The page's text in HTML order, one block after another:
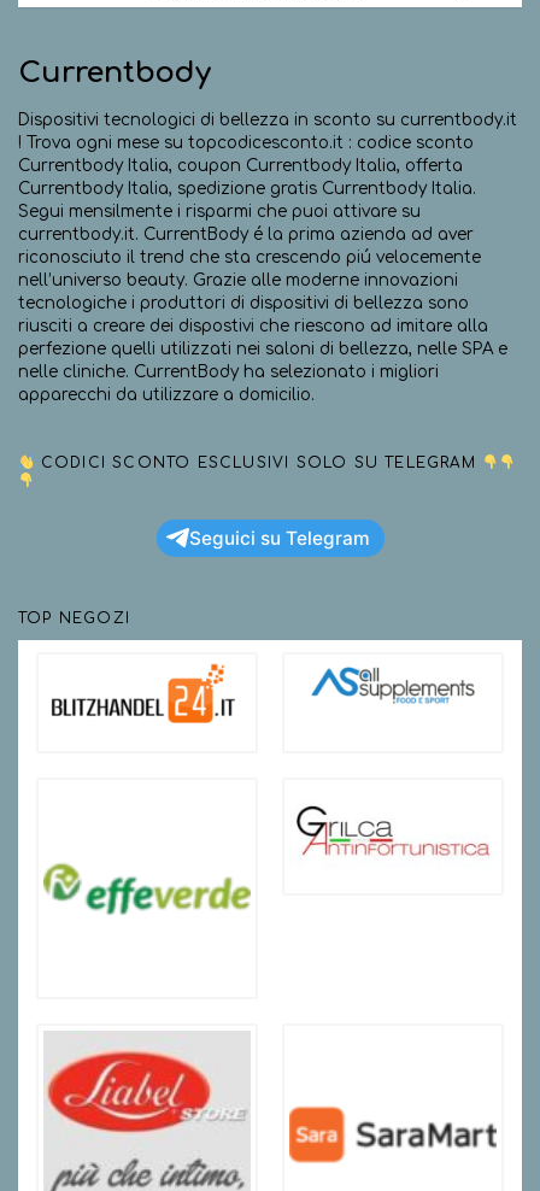
Currentbody
Dispositivi tecnologici di bellezza in sconto su currentbody.it
! Trova ogni mese su topcodicesconto.it : codice sconto
Currentbody Italia, coupon Currentbody Italia, offerta
Currentbody Italia, spedizione gratis Currentbody Italia.
Segui mensilmente i risparmi che puoi attivare su
currentbody.it. CurrentBody é la prima azienda ad aver
riconosciuto il trend che sta crescendo piú velocemente
nell’universo beauty. Grazie alle moderne innovazioni
tecnologiche i produttori di dispositivi di bellezza sono
riusciti a creare dei dispostivi che riescono ad imitare alla
perfezione quelli utilizzati nei saloni di bellezza, nelle SPA e
nelle cliniche. CurrentBody ha selezionato i migliori
apparecchi da utilizzare a domicilio.
CODICI SCONTO ESCLUSIVI SOLO SU TELEGRAM
Seguici su Telegram
TOP NEGOZI